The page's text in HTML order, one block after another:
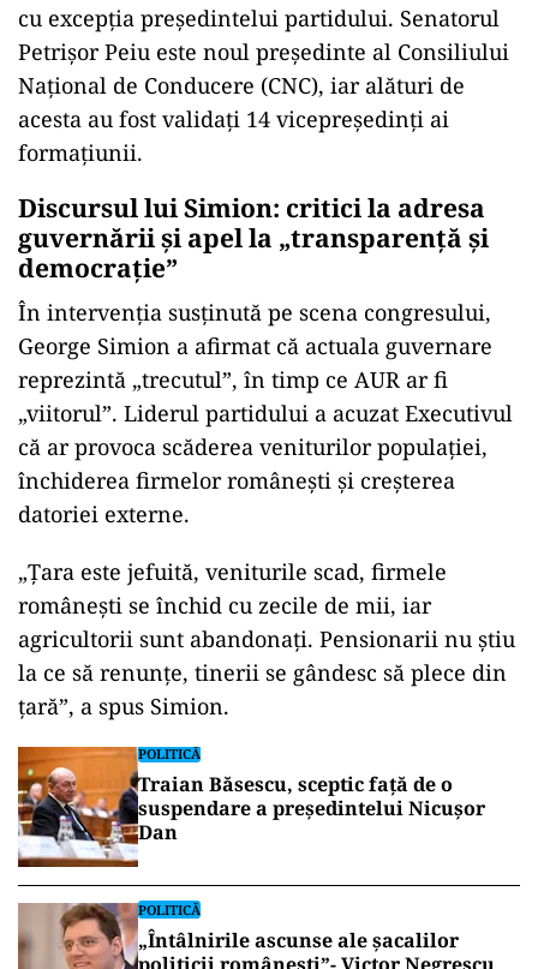
cu excepția președintelui partidului. Senatorul
Petrișor Peiu este noul președinte al Consiliului
Național de Conducere (CNC), iar alături de
acesta au fost validați 14 vicepreședinți ai
formațiunii.
Discursul lui Simion: critici la adresa
guvernării și apel la „transparență și
democrație”
În intervenția susținută pe scena congresului,
George Simion a afirmat că actuala guvernare
reprezintă „trecutul”, în timp ce AUR ar fi
„viitorul”. Liderul partidului a acuzat Executivul
că ar provoca scăderea veniturilor populației,
închiderea firmelor românești și creșterea
datoriei externe.
„Țara este jefuită, veniturile scad, firmele
româneşti se închid cu zecile de mii, iar
agricultorii sunt abandonaţi. Pensionarii nu ştiu
la ce să renunţe, tinerii se gândesc să plece din
ţară”, a spus Simion.
POLITICĂ
Traian Băsescu, sceptic față de o
suspendare a președintelui Nicușor
Dan
POLITICĂ
„Întâlnirile ascunse ale șacalilor